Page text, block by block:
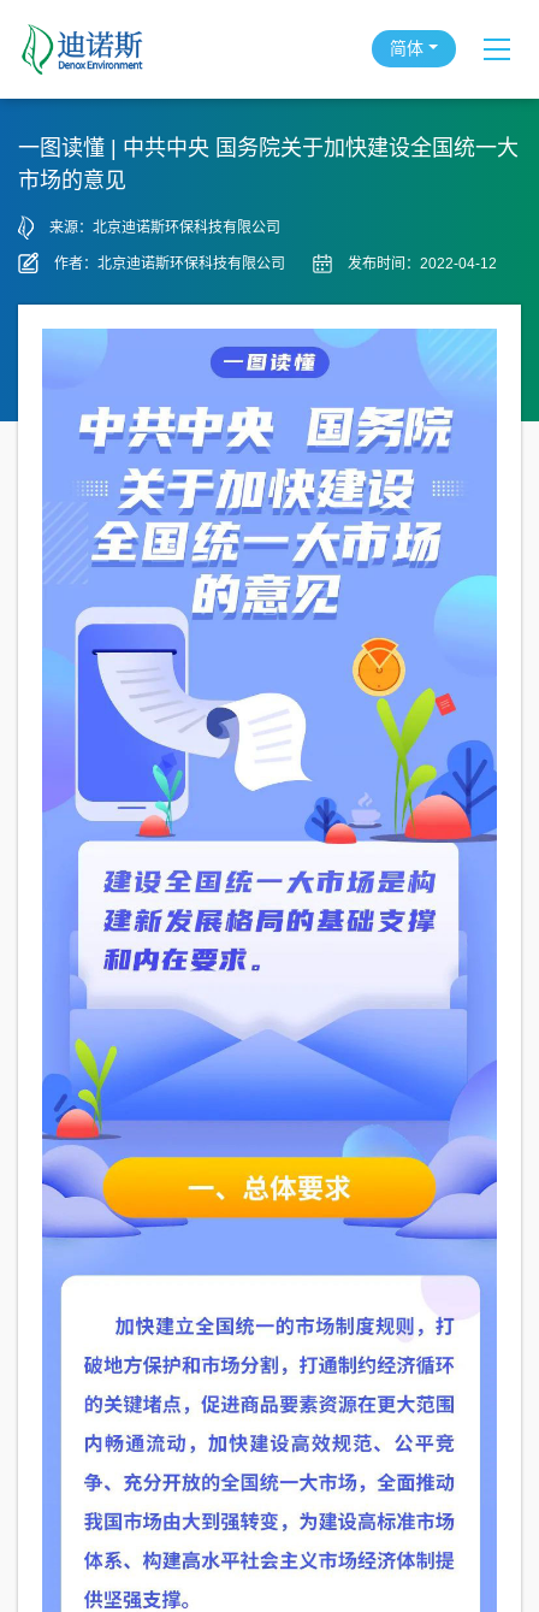
简体
一图读懂 | 中共中央 国务院关于加快建设全国统一大
市场的意见
来源：北京迪诺斯环保科技有限公司
作者：北京迪诺斯环保科技有限公司 发布时间：2022-04-12